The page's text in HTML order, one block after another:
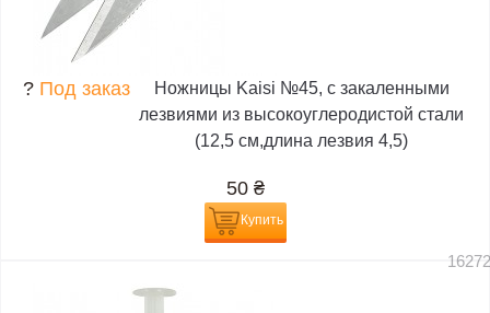
? Под заказ
Ножницы Kaisi №45, с закаленными
лезвиями из высокоуглеродистой стали
(12,5 см,длина лезвия 4,5)
50 ₴
Купить